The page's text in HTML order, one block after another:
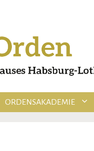
ORDENSAKADEMIE